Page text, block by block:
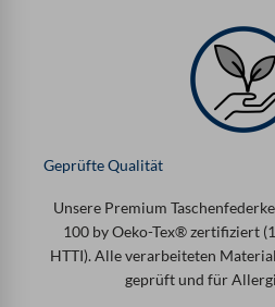
Geprüfte Qualität
Unsere Premium
100 by Oeko-Tex® zertifiziert
HTTI). Alle verarbeiteten
geprüft und für